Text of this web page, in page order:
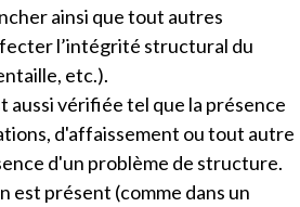
ainsi que tout autres
l’intégrité structural du
etc.).
aussi vérifiée tel que la présence
d'affaissement ou tout autre
d'un problème de structure.
est présent (comme dans un